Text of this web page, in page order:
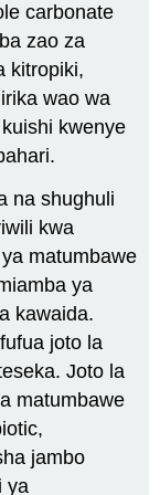
carbonate
zao za
kitropiki,
wao wa
kwenye
na shughuli
kwa
matumbawe
ya
kawaida.
joto la
Joto la
matumbawe
jambo
ya